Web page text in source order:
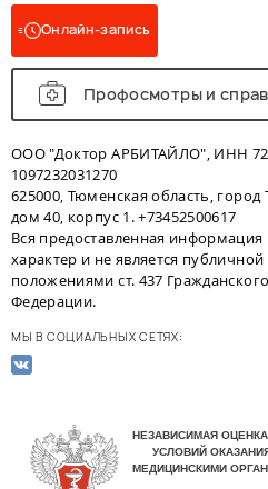
Онлайн-запись
Профосмотры и
ООО "Доктор АРБИТАЙЛО", ИНН
1097232031270
625000, Тюменская область,
дом 40, корпус 1. +73452500617
Вся предоставленная
характер и не является
положениями ст. 437
Федерации.
МЫ В СОЦИАЛЬНЫХ СЕТЯХ: